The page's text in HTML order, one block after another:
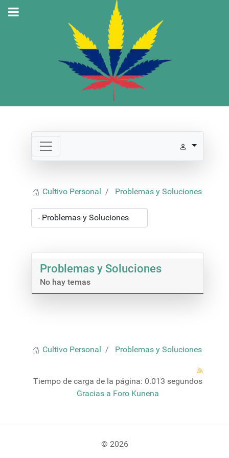
Cultivo Personal Problemas y Soluciones
Problemas y Soluciones
No hay temas
Cultivo Personal Problemas y Soluciones
Tiempo de carga de la página: 0.013 segundos
Gracias a Foro Kunena
© 2026